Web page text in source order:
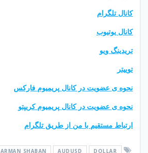
کانال تلگرام
کانال یوتیوب
تریدینگ ویو
توییتر
نحوه ی عضویت در کانال پریمیوم فارکس
نحوه ی عضویت در کانال پریمیوم کریپتو
ارتباط مستقیم با من از طریق تلگرام
ARMAN_SHABAN AUDUSD
DOLLAR